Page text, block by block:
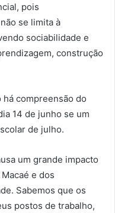
pois
se limita à
sociabilidade e
construção
há compreensão do
14 de junho se um
de julho.
um grande impacto
e dos
Sabemos que os
postos de trabalho,